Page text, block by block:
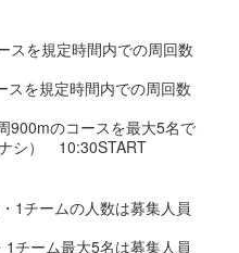
スを規定時間内での周回数
スを規定時間内での周回数
900mのコースを最大5名で
シ） 10:30START
1チームの人数は募集人員
チーム最大5名は募集人員